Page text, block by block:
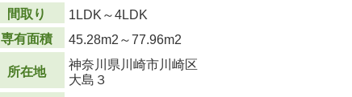
間取り
1LDK～4LDK
専有面積
45.28m2 ～77.96m2
所在地
神奈川県川崎市川崎区
大島３